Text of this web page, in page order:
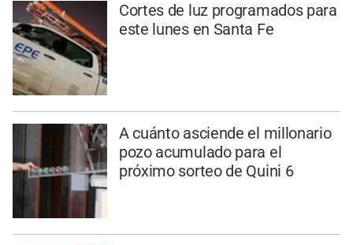
Cortes de luz programados para
este lunes en Santa Fe
A cuánto asciende el millonario
pozo acumulado para el
próximo sorteo de Quini 6